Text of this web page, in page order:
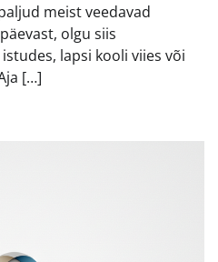
meist veedavad
olgu siis
lapsi kooli viies või
[…]